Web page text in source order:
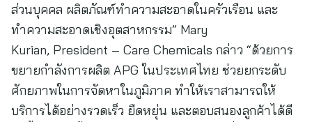
ส่วนบุคคล ผลิตภัณฑ์ทำความสะอาดในครัวเรือน และ
ทำความสะอาดเชิงอุตสาหกรรม” Mary
Kurian, President – Care Chemicals กล่าว “ด้วยการ
ขยายกำลังการผลิต APG ในประเทศไทย ช่วยยกระดับ
ศักยภาพในการจัดหาในภูมิภาค ทำให้เราสามารถให้
บริการได้อย่างรวดเร็ว ยืดหยุ่น และตอบสนองลูกค้าได้ดี